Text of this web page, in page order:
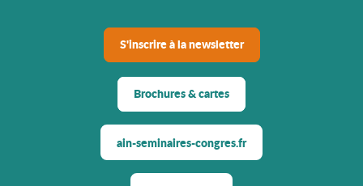
S'inscrire à la newsletter
Brochures & cartes
ain-seminaires-congres.fr